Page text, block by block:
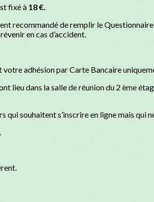
fixé à 18 €.
recommandé de remplir le
en cas d’accident.
adhésion par Carte Bancaire
lieu dans la salle de réunion du 2 ème
souhaitent s’inscrire en ligne mais qui